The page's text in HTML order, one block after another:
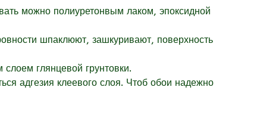
можно полиуретонвым лаком, эпоксидной
шпаклюют, зашкуривают, поверхность
глянцевой грунтовки.
адгезия клеевого слоя. Чтоб обои надежно